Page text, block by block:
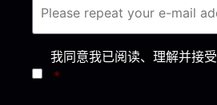
Consent *
我同意我已阅读、理解并接受
*